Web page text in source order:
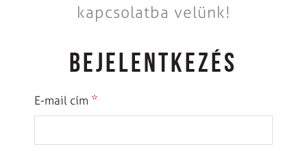
kapcsolatba velünk!
BEJELENTKEZÉS
E-mail cím *